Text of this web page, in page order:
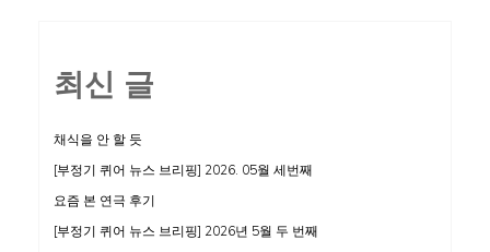
최신 글
채식을 안 할 듯
[부정기 퀴어 뉴스 브리핑] 2026. 05월 세번째
요즘 본 연극 후기
[부정기 퀴어 뉴스 브리핑] 2026년 5월 두 번째